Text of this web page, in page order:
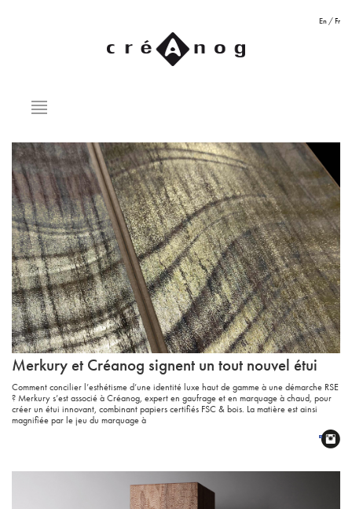
En /Fr
Merkury et Créanog signent un tout nouvel étui
Comment concilier l’esthétisme d’une identité luxe haut de gamme à une démarche RSE
? Merkury s’est associé à Créanog, expert en gaufrage et en marquage à chaud, pour
créer un étui innovant, combinant papiers certifiés FSC & bois. La matière est ainsi
magnifiée par le jeu du marquage à